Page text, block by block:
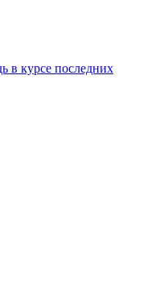
в курсе последних